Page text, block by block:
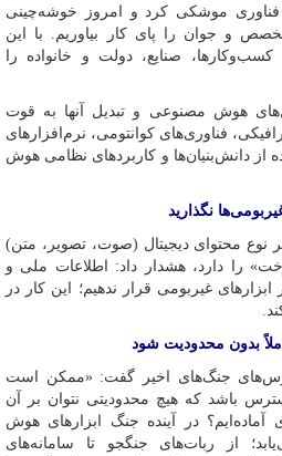
موشکی کرد و امروز خوشه‌چینی
و جوان را پای کار بیاوریم. با این
صنایع، دولت و خانواده را
هوش مصنوعی و تبدیل آنها به قوت
فناوری‌های کوانتومی، نرم‌افزارهای
از دانش‌بنیان‌ها و کاربردهای نظامی هوش
نگذارید
هر نوع محتوای دیجیتال (صوت، تصویر، متن)
را دارد، هشدار داد: اطلاعات ملی و
غیربومی قرار ندهیم؛ این کار در
بدون محدودیت شود
درس‌های جنگ‌های اخیر گفت: «ممکن است
باشد که هیچ محدودیتی نتوان بر آن
آماده‌ایم؟ در آینده جنگ ابزارهای هوش
از ربات‌های جنگجو تا سامانه‌های